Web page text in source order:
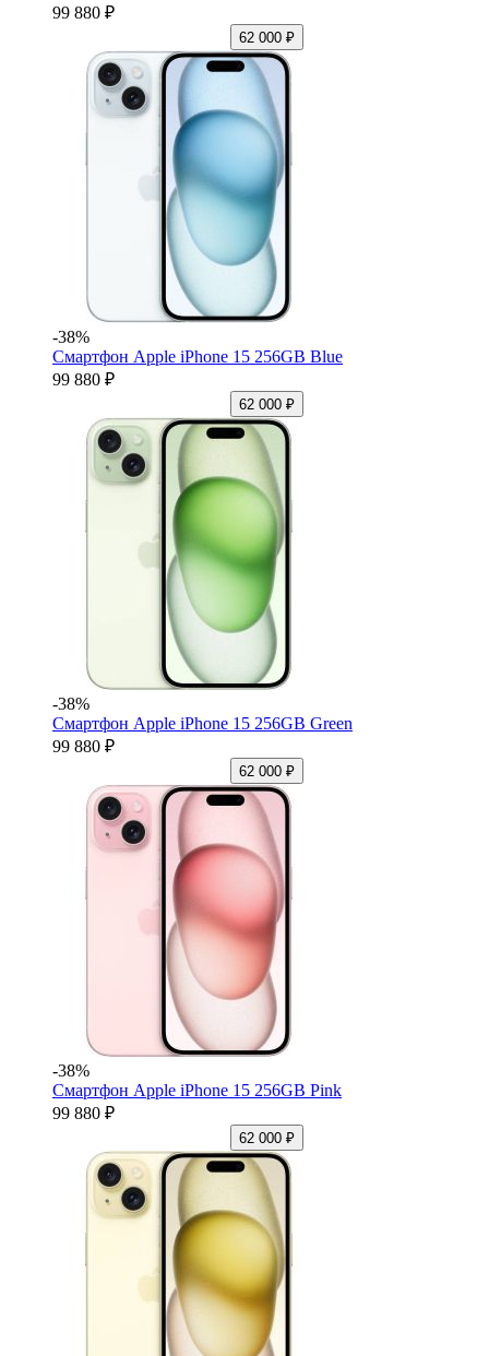
99 880 ₽
62 000 ₽
-38%
Смартфон Apple iPhone 15 256GB Blue
99 880 ₽
62 000 ₽
-38%
Смартфон Apple iPhone 15 256GB Green
99 880 ₽
62 000 ₽
-38%
Смартфон Apple iPhone 15 256GB Pink
99 880 ₽
62 000 ₽